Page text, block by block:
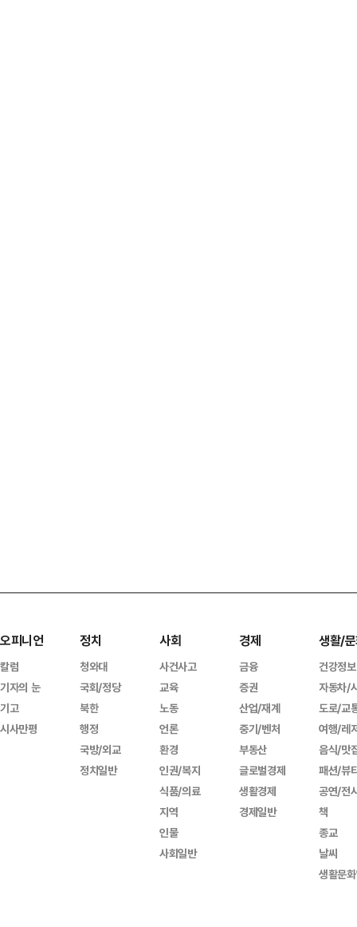
오피니언
칼럼
기자의 눈
기고
시사만평
정치
청와대
국회/정당
북한
행정
국방/외교
정치일반
사회
사건사고
교육
노동
언론
환경
인권/복지
식품/의료
지역
인물
사회일반
경제
금융
증권
산업/재계
중기/벤처
부동산
글로벌경제
생활경제
경제일반
생활/
건강정보
자동차/
도로/교
여행/레
음식/맛
패션/뷰
공연/전
책
종교
날씨
생활문